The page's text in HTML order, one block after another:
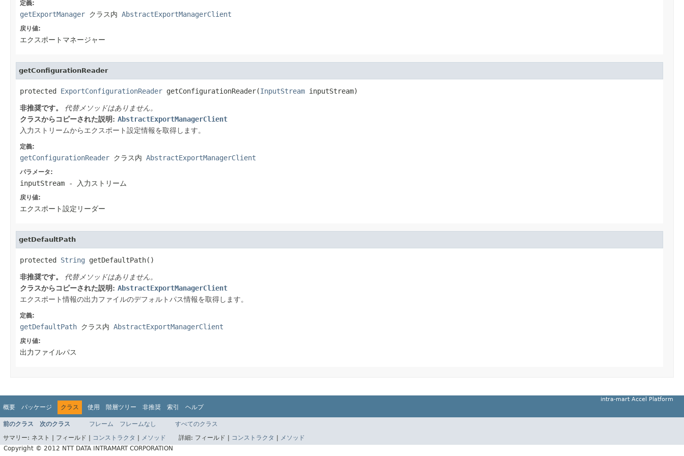
定義:
getExportManager クラス内 AbstractExportManagerClient
戻り値:
エクスポートマネージャー
getConfigurationReader
protected ExportConfigurationReader getConfigurationReader(InputStream inputStream)
非推奨です。
代替メソッドはありません。
クラスからコピーされた説明: AbstractExportManagerClient
入力ストリームからエクスポート設定情報を取得します。
定義:
getConfigurationReader クラス内 AbstractExportManagerClient
パラメータ:
inputStream - 入力ストリーム
戻り値:
エクスポート設定リーダー
getDefaultPath
protected String getDefaultPath()
非推奨です。
代替メソッドはありません。
クラスからコピーされた説明: AbstractExportManagerClient
エクスポート情報の出力ファイルのデフォルトパス情報を取得します。
定義:
getDefaultPath クラス内 AbstractExportManagerClient
戻り値:
出力ファイルパス
概要 パッケージ クラス 使用 階層ツリー 非推奨 索引 ヘルプ
intra-mart Accel Platform
前のクラス 次のクラス フレーム フレームなし
すべてのクラス
サマリー: ネスト | フィールド | コンストラクタ メソッド 詳細: フィールド | コンストラクタ
メソッド
Copyright © 2012 NTT DATA INTRAMART CORPORATION